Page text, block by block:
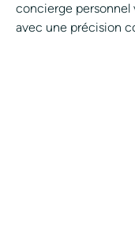
concierge personnel
avec une précision